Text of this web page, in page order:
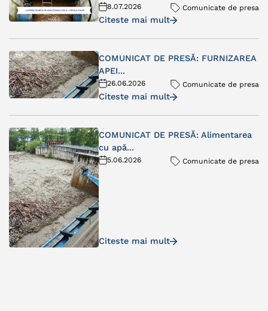
8.07.2026 Comunicate de presa
Citeste mai mult
COMUNICAT DE PRESĂ: FURNIZAREA
APEI...
26.06.2026 Comunicate de presa
Citeste mai mult
COMUNICAT DE PRESĂ: Alimentarea
cu apă...
5.06.2026 Comunicate de presa
Citeste mai mult